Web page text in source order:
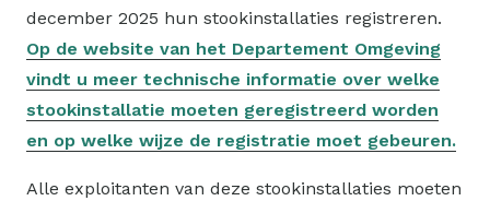
december 2025 hun stookinstallaties registreren.
Op de website van het Departement Omgeving
vindt u meer technische informatie over welke
stookinstallatie moeten geregistreerd worden
en op welke wijze de registratie moet gebeuren.
Alle exploitanten van deze stookinstallaties moeten